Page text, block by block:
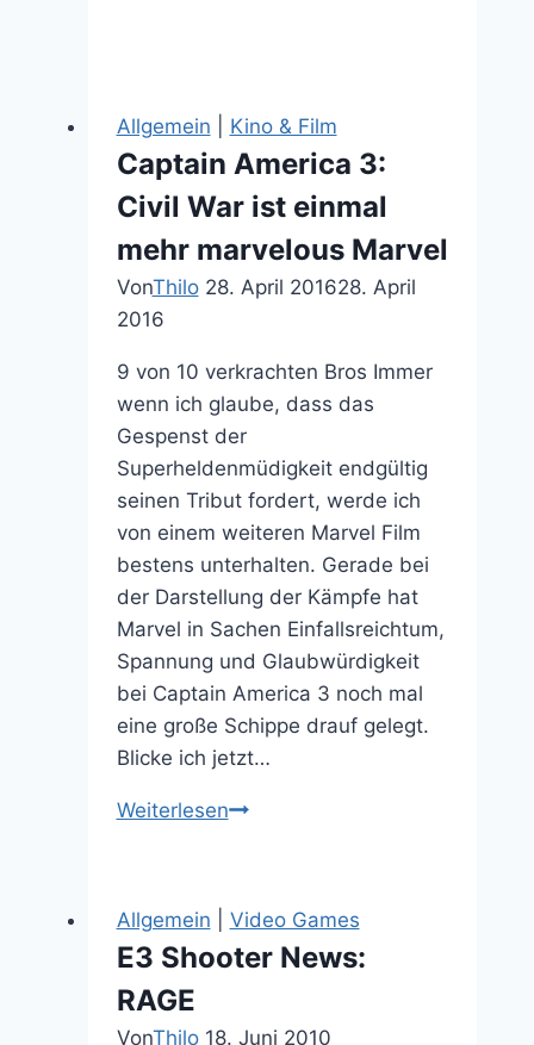
Gliedmaßen
aus
Allgemein Kino & Film
Captain America 3:
Civil War ist einmal
mehr marvelous Marvel
VonThilo 28. April 201628. April
2016
9 von 10 verkrachten Bros Immer
wenn ich glaube, dass das
Gespenst der
Superheldenmüdigkeit endgültig
seinen Tribut fordert, werde ich
von einem weiteren Marvel Film
bestens unterhalten. Gerade bei
der Darstellung der Kämpfe hat
Marvel in Sachen Einfallsreichtum,
Spannung und Glaubwürdigkeit
bei Captain America 3 noch mal
eine große Schippe drauf gelegt.
Blicke ich jetzt…
WeiterlesenCaptain
War
ist
mehr
Allgemein Video Games
E3 Shooter News:
RAGE
VonThilo 18. Juni 2010